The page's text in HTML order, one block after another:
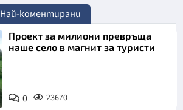
Най-коментирани
Проект за милиони превръща
наше село в магнит за туристи
0 23670